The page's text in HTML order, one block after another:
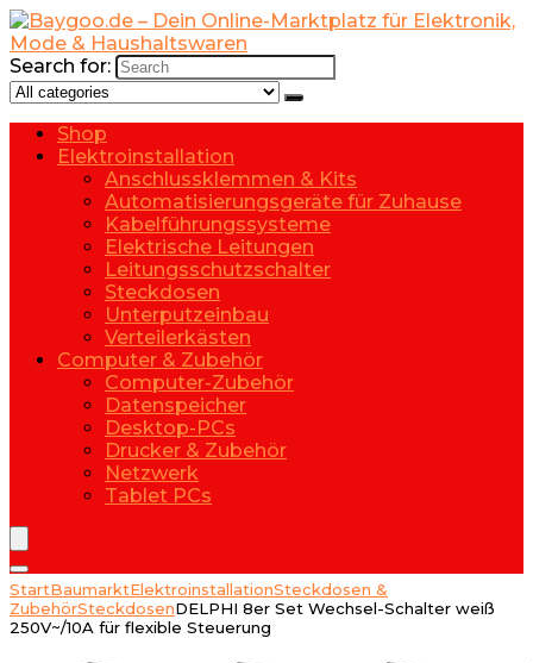
Search for:
Shop
Elektroinstallation
Anschlussklemmen & Kits
Automatisierungsgeräte für Zuhause
Kabelführungssysteme
Elektrische Leitungen
Leitungsschutzschalter
Steckdosen
Unterputzeinbau
Verteilerkästen
Computer & Zubehör
Computer-Zubehör
Datenspeicher
Desktop-PCs
Drucker & Zubehör
Netzwerk
Tablet PCs
StartBaumarktElektroinstallationSteckdosen &
ZubehörSteckdosenDELPHI 8er Set Wechsel-Schalter weiß
250V~/10A für flexible Steuerung